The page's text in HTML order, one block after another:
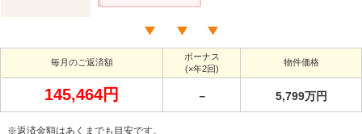
毎月のご返済額
ボーナス
(×年2回)
物件価格
145,464円 － 5,799万円
※返済金額はあくまでも目安です。